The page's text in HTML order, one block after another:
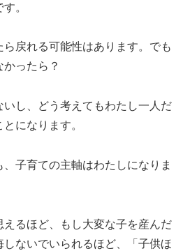
。
ら戻れる可能性はあります。でも
ったら？
し、どう考えてもわたし一人だ
になります。
子育ての主軸はわたしになりま
るほど、もし大変な子を産んだ
ないでいられるほど、「子供ほ